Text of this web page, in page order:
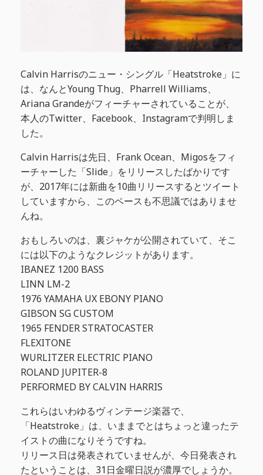
Calvin Harrisのニュー・シングル「Heatstroke」に
は、なんとYoung Thug、Pharrell Williams、
Ariana Grandeがフィーチャーされていることが、
本人のTwitter、Facebook、Instagramで判明しま
した。
Calvin Harrisは先日、Frank Ocean、Migosをフィ
ーチャーした「Slide」をリリースしたばかりです
が、2017年には新曲を10曲リリースするとツイート
していますから、このペースも不思議ではありませ
んね。
おもしろいのは、裏ジャケが公開されていて、そこ
には以下のようなクレジットがあります。
IBANEZ 1200 BASS
LINN LM-2
1976 YAMAHA UX EBONY PIANO
GIBSON SG CUSTOM
1965 FENDER STRATOCASTER
FLEXITONE
WURLITZER ELECTRIC PIANO
ROLAND JUPITER-8
PERFORMED BY CALVIN HARRIS
これらはいわゆるヴィンテージ楽器で、
「Heatstroke」は、いままでとはちょっと違ったテ
イストの曲になりそうですね。
リリース日は発表されていませんが、今日発表され
たということは、31日金曜日説が濃厚でしょうか。